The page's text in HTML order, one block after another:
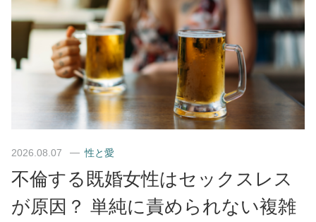
2026.08.07 性と愛
不倫する既婚女性はセックスレス
が原因？ 単純に責められない複雑